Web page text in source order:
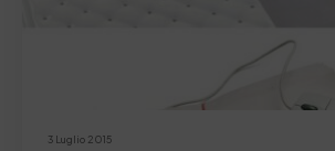
3 Luglio 2015